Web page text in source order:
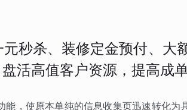
秒杀、装修定金预付、大
活高值客户资源，提高成
，使原本单纯的信息收集页迅速转化为